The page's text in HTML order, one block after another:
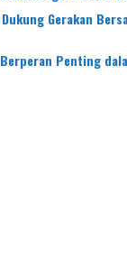
Gerakan
Penting